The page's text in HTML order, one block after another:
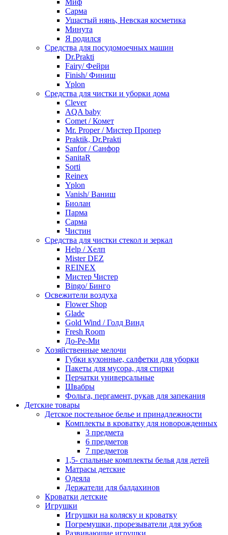
Миф
Сарма
Ушастый нянь, Невская косметика
Минута
Я родился
Средства для посудомоечных машин
Dr.Prakti
Fairy/ Фейри
Finish/ Финиш
Yplon
Средства для чистки и уборки дома
Clever
AQA baby
Comet / Комет
Mr. Proper / Мистер Пропер
Praktik, Dr.Prakti
Sanfor / Санфор
SanitaR
Sorti
Reinex
Yplon
Vanish/ Ваниш
Биолан
Парма
Сарма
Чистин
Средства для чистки стекол и зеркал
Help / Хелп
Mister DEZ
REINEX
Мистер Чистер
Bingo/ Бинго
Освежители воздуха
Flower Shop
Glade
Gold Wind / Голд Винд
Fresh Room
До-Ре-Ми
Хозяйственные мелочи
Губки кухонные, салфетки для уборки
Пакеты для мусора, для стирки
Перчатки универсальные
Швабры
Фольга, пергамент, рукав для запекания
Детские товары
Детское постельное белье и принадлежности
Комплекты в кроватку для новорожденных
3 предмета
6 предметов
7 предметов
1,5- спальные комплекты белья для детей
Матрасы детские
Одеяла
Держатели для балдахинов
Кроватки детские
Игрушки
Игрушки на коляску и кроватку
Погремушки, прорезыватели для зубов